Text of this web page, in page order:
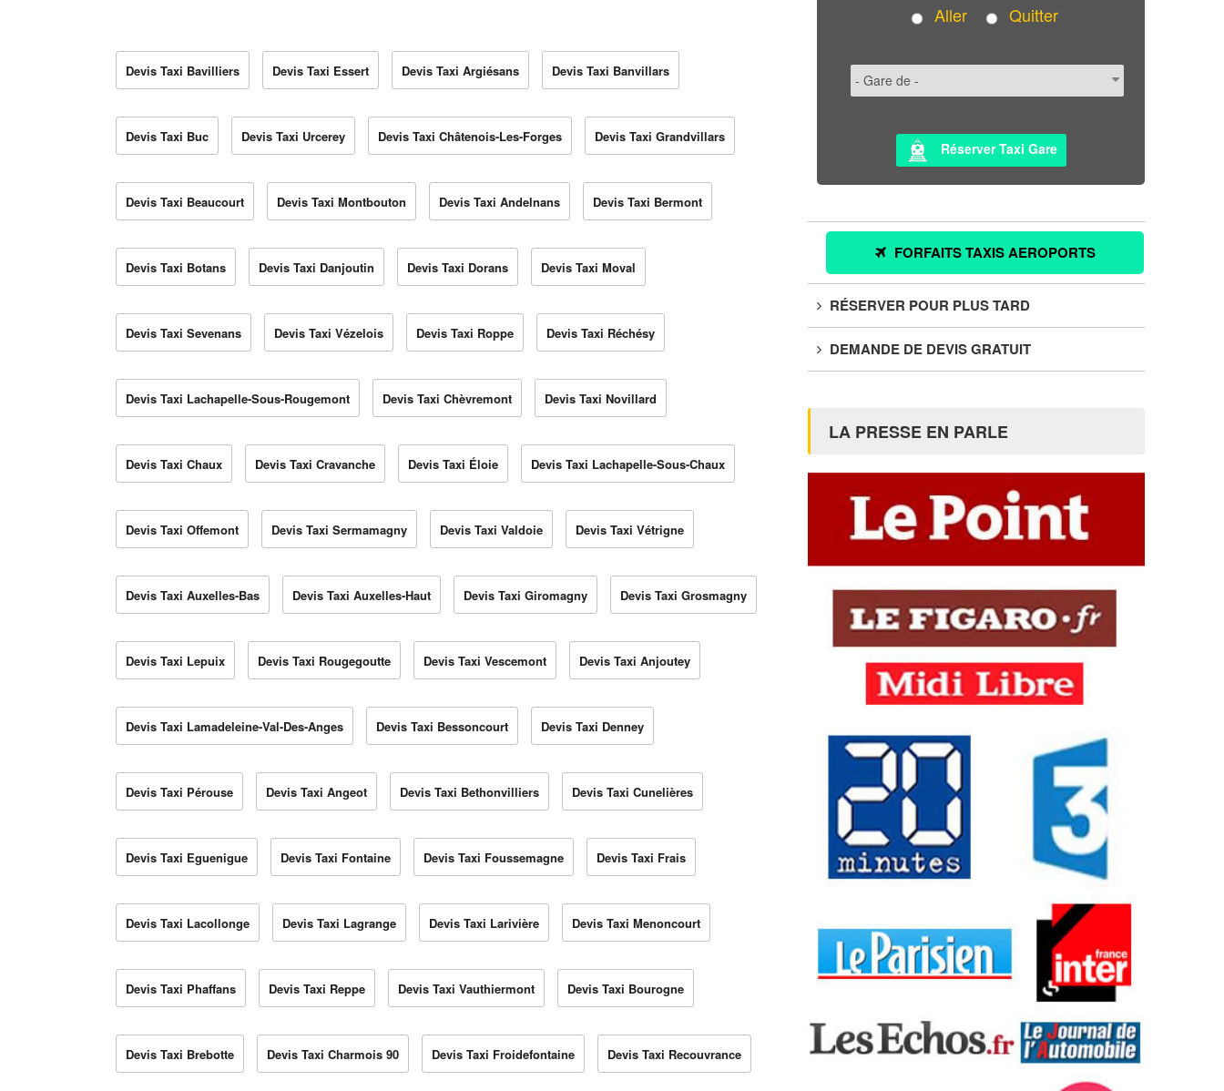
Devis Taxi Bavilliers Devis Taxi Essert Devis Taxi Argiésans Devis Taxi Banvillars
Devis Taxi Buc Devis Taxi Urcerey Devis Taxi Châtenois-Les-Forges Devis Taxi Grandvillars
Devis Taxi Beaucourt Devis Taxi Montbouton Devis Taxi Andelnans Devis Taxi Bermont
Devis Taxi Botans Devis Taxi Danjoutin Devis Taxi Dorans Devis Taxi Moval
Devis Taxi Sevenans Devis Taxi Vézelois Devis Taxi Roppe Devis Taxi Réchésy
Devis Taxi Lachapelle-Sous-Rougemont Devis Taxi Chèvremont Devis Taxi Novillard
Devis Taxi Chaux Devis Taxi Cravanche Devis Taxi Éloie Devis Taxi Lachapelle-Sous-Chaux
Devis Taxi Offemont Devis Taxi Sermamagny Devis Taxi Valdoie Devis Taxi Vétrigne
Devis Taxi Auxelles-Bas Devis Taxi Auxelles-Haut Devis Taxi Giromagny Devis Taxi Grosmagny
Devis Taxi Lepuix Devis Taxi Rougegoutte Devis Taxi Vescemont Devis Taxi Anjoutey
Devis Taxi Lamadeleine-Val-Des-Anges Devis Taxi Bessoncourt Devis Taxi Denney
Devis Taxi Pérouse Devis Taxi Angeot Devis Taxi Bethonvilliers Devis Taxi Cunelières
Devis Taxi Eguenigue Devis Taxi Fontaine Devis Taxi Foussemagne Devis Taxi Frais
Devis Taxi Lacollonge Devis Taxi Lagrange Devis Taxi Larivière Devis Taxi Menoncourt
Devis Taxi Phaffans Devis Taxi Reppe Devis Taxi Vauthiermont Devis Taxi Bourogne
Devis Taxi Brebotte Devis Taxi Charmois 90 Devis Taxi Froidefontaine Devis Taxi Recouvrance
Aller Quitter
Réserver Taxi Gare
FORFAITS TAXIS AEROPORTS
RÉSERVER POUR PLUS TARD
DEMANDE DE DEVIS GRATUIT
LA PRESSE EN PARLE